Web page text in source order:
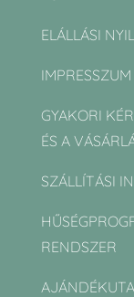
ELÁLLÁSI
IMPRESSZUM
GYAKORI
ÉS A
SZÁLLÍTÁSI
RENDSZER